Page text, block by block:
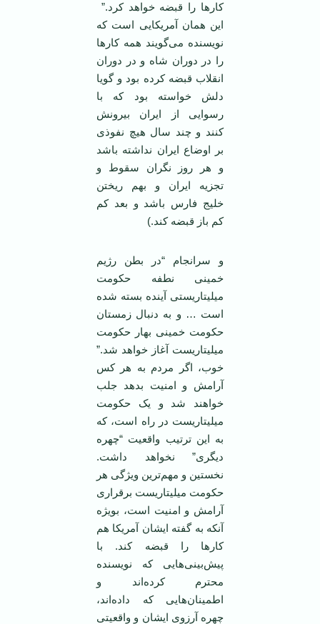
کارها را قبضه خواهد کرد.”
این همان آمریکایی است که
نویسنده می‌گویند همه کارها
را در دوران شاه و در دوران
انقلاب قبضه کرده بود و گویا
دلش خواسته بود که با
رسوایی از ایران بیرونش
کنند و چند سال هیچ نفوذی
بر اوضاع ایران نداشته باشد
و هر روز نگران سقوط و
تجزیه ایران و بهم ریختن
خلیج فارس باشد و بعد کم
کم باز قبضه کند.)
و سرانجام “در بطن رژیم
خمینی نطفه حکومت
میلیتاریستی آینده بسته شده
است … و به دنبال زمستان
حکومت خمینی بهار حکومت
میلیتاریست آغاز خواهد شد.”
خوب، اگر مردم به هر کس
آرامش و امنیت بدهد جلب
خواهند شد و یک حکومت
میلیتاریست در راه است، که
به این ترتیب واقعیت “چهره
دیگری” نخواهد داشت.
نخستین و مهم‌ترین ویژگی هر
حکومت میلیتاریست برقراری
آرامش و امنیت است، بویژه
آنکه به گفته ایشان آمریکا هم
کارها را قبضه کند. با
پیش‌بینی‌هایی که نویسنده
محترم کرده‌اند و
اطمینان‌هایی که داده‌اند،
چهره آرزوی ایشان و واقعیتی